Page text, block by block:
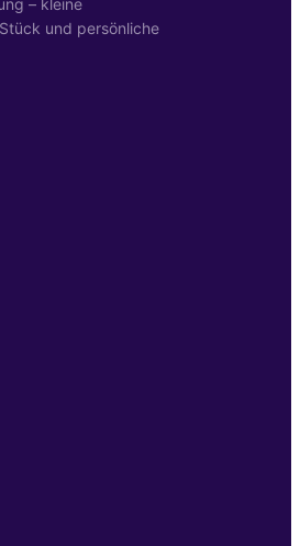
– kleine
und persönliche